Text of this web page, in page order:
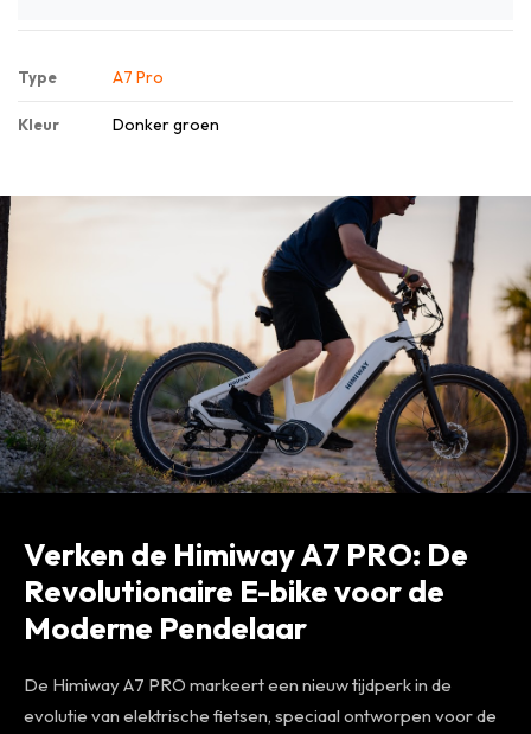
Type A7 Pro
Kleur Donker groen
Verken de Himiway A7 PRO: De
Revolutionaire E-bike voor de
Moderne Pendelaar
De Himiway A7 PRO markeert een nieuw tijdperk in de
evolutie van elektrische fietsen, speciaal ontworpen voor de